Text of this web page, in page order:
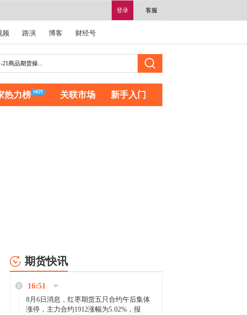
登录 客服
频 路演 博客 财经号
热力榜 关联市场 新手入门
期货快讯
16:51
8月6日消息，红枣期货五只合约午后集体
涨停，主力合约1912涨幅为5.02%，报